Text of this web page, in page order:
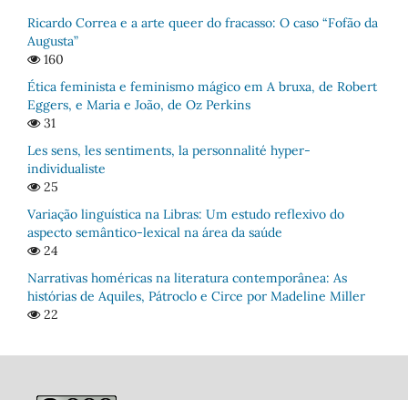
Ricardo Correa e a arte queer do fracasso: O caso “Fofão da
Augusta”
160
Ética feminista e feminismo mágico em A bruxa, de Robert
Eggers, e Maria e João, de Oz Perkins
31
Les sens, les sentiments, la personnalité hyper-
individualiste
25
Variação linguística na Libras: Um estudo reflexivo do
aspecto semântico-lexical na área da saúde
24
Narrativas homéricas na literatura contemporânea: As
histórias de Aquiles, Pátroclo e Circe por Madeline Miller
22